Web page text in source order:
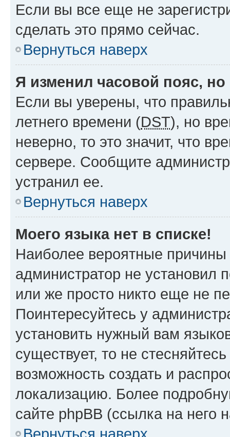
Если вы все еще не
сделать это прямо сейчас.
Вернуться наверх
Я изменил часовой пояс,
Если вы уверены, что
летнего времени (DST), но
неверно, то это значит, что
сервере. Сообщите
устранил ее.
Вернуться наверх
Моего языка нет в списке!
Наиболее вероятные причины
администратор не установил
или же просто никто еще не
Поинтересуйтесь у
установить нужный вам
существует, то не
возможность создать и
локализацию. Более
сайте phpBB (ссылка на него
Вернуться наверх